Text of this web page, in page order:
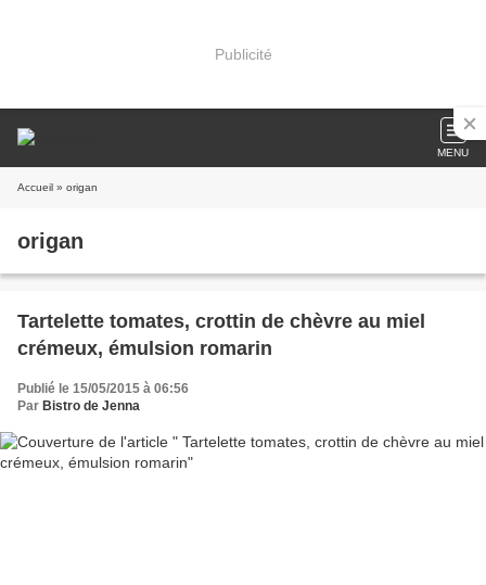
Publicité
MENU
Accueil » origan
origan
Tartelette tomates, crottin de chèvre au miel
crémeux, émulsion romarin
Publié le 15/05/2015 à 06:56
Par Bistro de Jenna